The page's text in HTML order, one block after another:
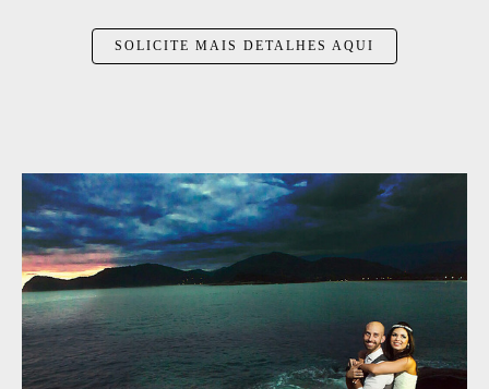
SOLICITE MAIS DETALHES AQUI